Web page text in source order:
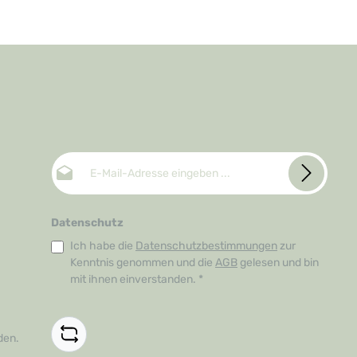
E-Mail-Adresse*
Datenschutz
Ich habe die Datenschutzbestimmungen zur
Kenntnis genommen und die AGB gelesen und bin
mit ihnen einverstanden. *